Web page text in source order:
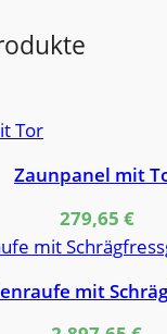
Zaunpanel mit
279,65 €
mit